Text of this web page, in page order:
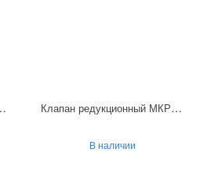
10/3С2Р1 Клапан редукционный МКРВ 20/3С2Р3
В наличии